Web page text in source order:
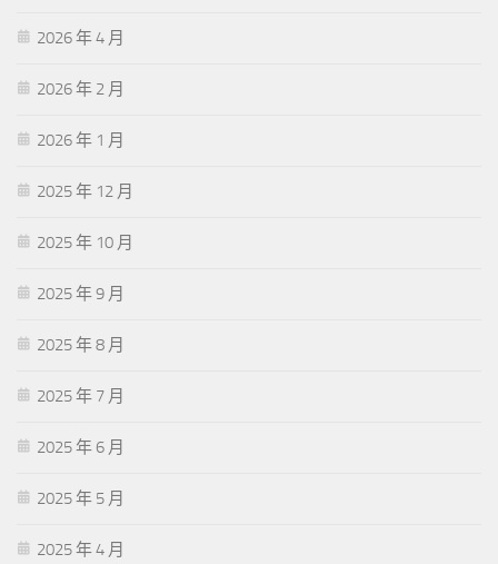
2026 年 4 月
2026 年 2 月
2026 年 1 月
2025 年 12 月
2025 年 10 月
2025 年 9 月
2025 年 8 月
2025 年 7 月
2025 年 6 月
2025 年 5 月
2025 年 4 月